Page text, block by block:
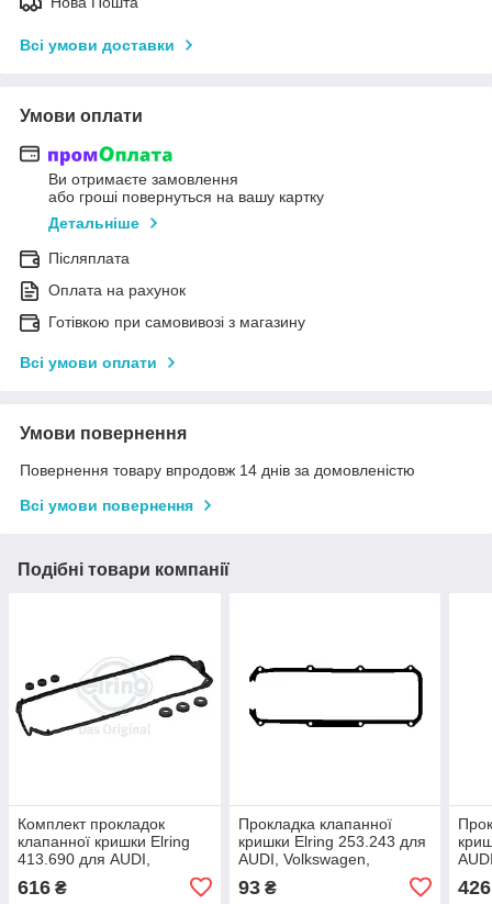
Всі умови доставки
Умови оплати
Ви отримаєте замовлення
або гроші повернуться на вашу картку
Детальніше
Післяплата
Оплата на рахунок
Готівкою при самовивозі з магазину
Всі умови оплати
Умови повернення
Повернення товару впродовж 14 днів за домовленістю
Всі умови повернення
Подібні товари компанії
Комплект прокладок
клапанної кришки Elring
413.690 для AUDI,
MULTICAR, SEAT, SKODA,
Volkswagen,
616 ₴
Прокладка клапанної
кришки Elring 253.243 для
AUDI, Volkswagen,
93₴ 426